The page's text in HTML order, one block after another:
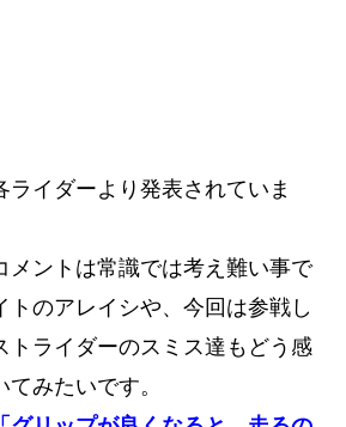
ライダーより発表されていま
メントは常識では考え難い事で
トのアレイシや、今回は参戦し
トライダーのスミス達もどう感
みたいです。